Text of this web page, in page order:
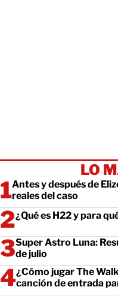
LO
Antes y después de
reales del caso
¿Qué es H22 y para
Super Astro Luna:
de julio
¿Cómo jugar The
canción de entrada